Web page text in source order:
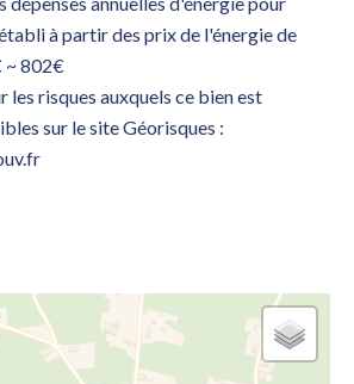
à partir des prix de l'énergie de
~ 802€
les risques auxquels ce bien est
sur le site Géorisques :